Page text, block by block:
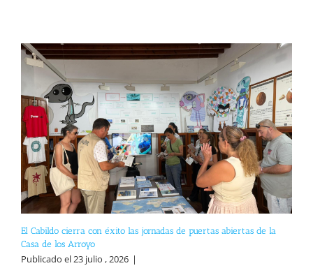
El Cabildo cierra con éxito las jornadas de puertas abiertas de la
Casa de los Arroyo
Publicado el 23 julio , 2026 |